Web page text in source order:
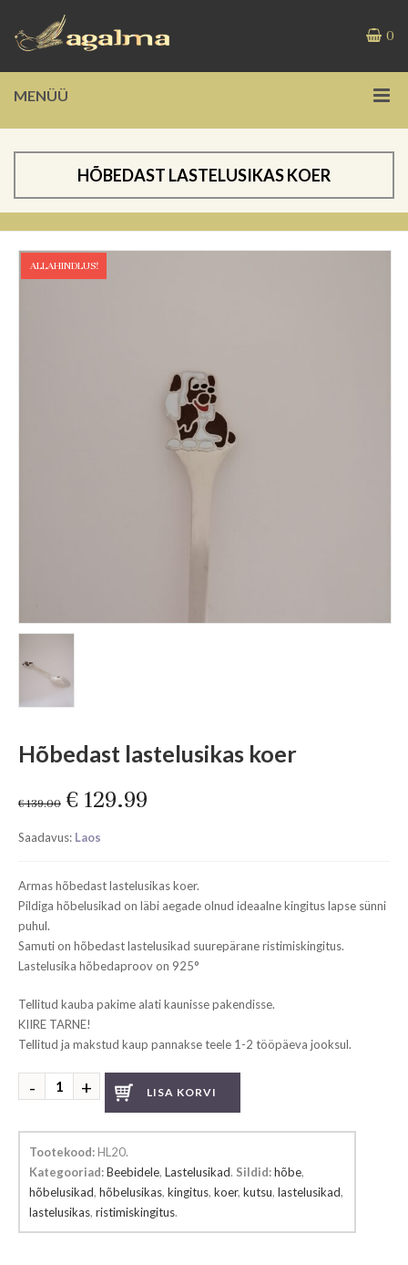
0
MENÜÜ
HÕBEDAST LASTELUSIKAS KOER
ALLAHINDLUS!
Hõbedast lastelusikas koer
€139.00 Original
price
€ 139.00.
€ 129.99
€ 129.99.
Saadavus: Laos
Armas hõbedast lastelusikas koer.
Pildiga hõbelusikad on läbi aegade olnud ideaalne kingitus lapse sünni
puhul.
Samuti on hõbedast lastelusikad suurepärane ristimiskingitus.
Lastelusika hõbedaproov on 925°
Tellitud kauba pakime alati kaunisse pakendisse.
KIIRE TARNE!
Tellitud ja makstud kaup pannakse teele 1-2 tööpäeva jooksul.
Hõbedast
lastelusikas
LISA KORVI
Tootekood: HL20.
Kategooriad:Beebidele, Lastelusikad. Sildid:hõbe,
hõbelusikad, hõbelusikas, kingitus, koer, kutsu, lastelusikad,
lastelusikas, ristimiskingitus.